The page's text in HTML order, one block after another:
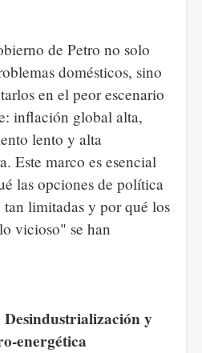
de Petro no solo
domésticos, sino
en el peor escenario
inflación global alta,
lento y alta
Este marco es esencial
las opciones de política
limitadas y por qué los
vicioso" se han
y
energética